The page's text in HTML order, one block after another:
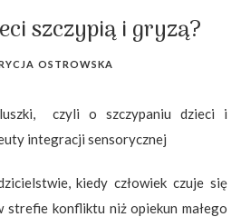
szczypią i gryzą?
OSTROWSKA
czyli o szczypaniu dzieci i
integracji sensorycznej
kiedy człowiek czuje się
konfliktu niż opiekun małego